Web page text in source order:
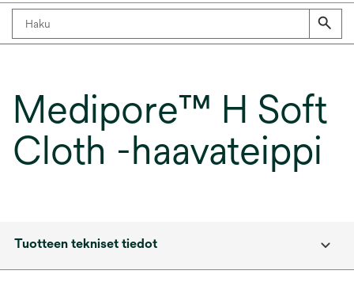
Medipore™ H Soft
Cloth -haavateippi
Tuotteen tekniset tiedot